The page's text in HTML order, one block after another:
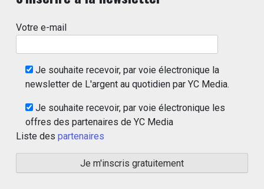
Votre e-mail
Je souhaite recevoir, par voie électronique la
newsletter de L'argent au quotidien par YC Media.
Je souhaite recevoir, par voie électronique les
offres des partenaires de YC Media
Liste des partenaires